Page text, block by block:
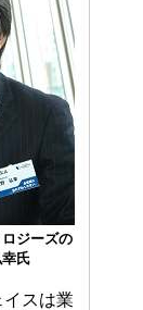
ジーズの
氏
スは業